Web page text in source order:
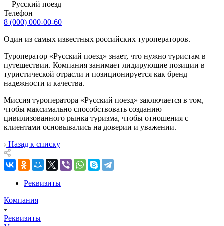
—Русский поезд
Телефон
8 (000) 000-00-60
Один из самых известных российских туроператоров.
Туроператор «Русский поезд» знает, что нужно туристам в
путешествии. Компания занимает лидирующие позиции в
туристической отрасли и позиционируется как бренд
надежности и качества.
Миссия туроператора «Русский поезд» заключается в том,
чтобы максимально способствовать созданию
цивилизованного рынка туризма, чтобы отношения с
клиентами основывались на доверии и уважении.
Назад к списку
Реквизиты
Компания
Реквизиты